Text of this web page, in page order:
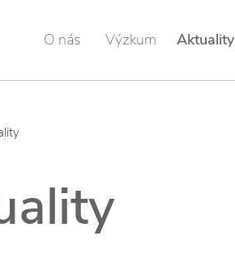
O nás Výzkum Aktuality